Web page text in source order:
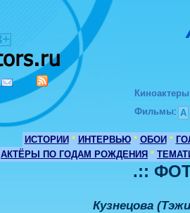
Киноактеры
Фильмы: А
ИСТОРИИ * ИНТЕРВЬЮ * ОБОИ *
АКТЁРЫ ПО ГОДАМ РОЖДЕНИЯ *
.::
Кузнецова